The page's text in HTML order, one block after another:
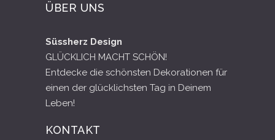
ÜBER UNS
Süssherz Design
GLÜCKLICH MACHT SCHÖN!
Entdecke die schönsten Dekorationen für
einen der glücklichsten Tag in Deinem
Leben!
KONTAKT